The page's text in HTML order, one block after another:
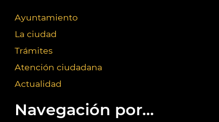
Ayuntamiento
La ciudad
Trámites
Atención ciudadana
Actualidad
Navegación por...